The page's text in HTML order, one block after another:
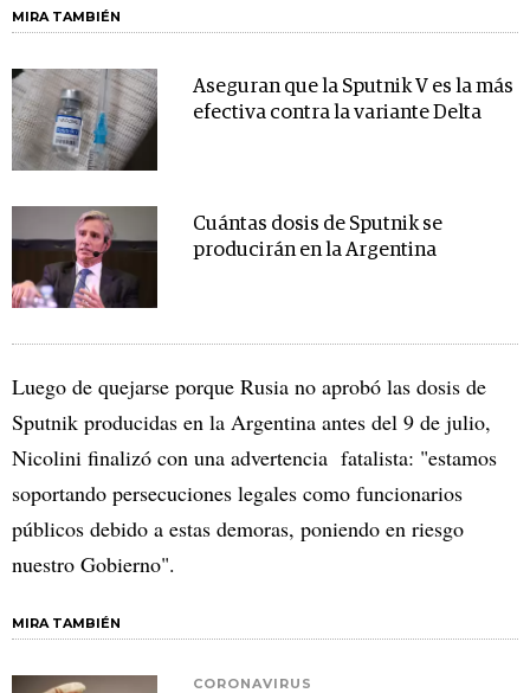
MIRA TAMBIÉN
Aseguran que la Sputnik V es la más
efectiva contra la variante Delta
Cuántas dosis de Sputnik se
producirán en la Argentina
Luego de quejarse porque Rusia no aprobó las dosis de
Sputnik producidas en la Argentina antes del 9 de julio,
Nicolini finalizó con una advertencia fatalista: "estamos
soportando persecuciones legales como funcionarios
públicos debido a estas demoras, poniendo en riesgo
nuestro Gobierno".
MIRA TAMBIÉN
CORONAVIRUS